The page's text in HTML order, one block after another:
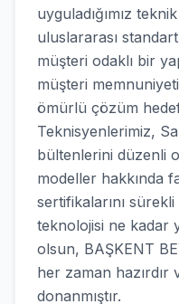
uyguladığımız
uluslararası
müşteri odaklı bir
müşteri
ömürlü çözüm
Teknisyenlerimiz,
bültenlerini düzenli
modeller hakkında
sertifikalarını sürekli
teknolojisi ne kadar
olsun, BAŞKENT
her zaman hazırdır
donanmıştır.